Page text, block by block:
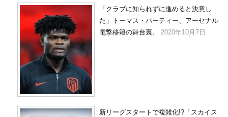
「クラブに知られずに進めると決意し
た」トーマス・パーティー、アーセナル
電撃移籍の舞台裏。
2020年10月7日
新リーグスタートで複雑化!?「スカイス